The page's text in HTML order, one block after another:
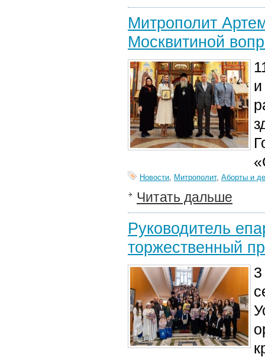
Митрополит
Москвитиной
Новости, Митрополит, Аборты и
Читать дальше
Руководитель
торжественный